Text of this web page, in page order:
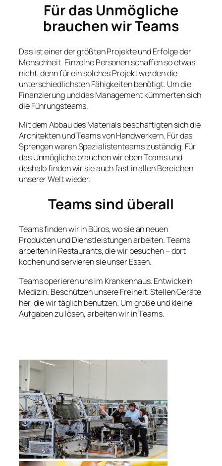
Für das Unmögliche
brauchen wir Teams
Das ist einer der größten Projekte und Erfolge der
Menschheit. Einzelne Personen schaffen so etwas
nicht, denn für ein solches Projekt werden die
unterschiedlichsten Fähigkeiten benötigt. Um die
Finanzierung und das Management kümmerten sich
die Führungsteams.
Mit dem Abbau des Materials beschäftigten sich die
Architekten und Teams von Handwerkern. Für das
Sprengen waren Spezialistenteams zuständig. Für
das Unmögliche brauchen wir eben Teams und
deshalb finden wir sie auch fast in allen Bereichen
unserer Welt wieder.
Teams sind überall
Teams finden wir in Büros, wo sie an neuen
Produkten und Dienstleistungen arbeiten. Teams
arbeiten in Restaurants, die wir besuchen – dort
kochen und servieren sie unser Essen.
Teams operieren uns im Krankenhaus. Entwickeln
Medizin. Beschützen unsere Freiheit. Stellen Geräte
her, die wir täglich benutzen. Um große und kleine
Aufgaben zu lösen, arbeiten wir in Teams.